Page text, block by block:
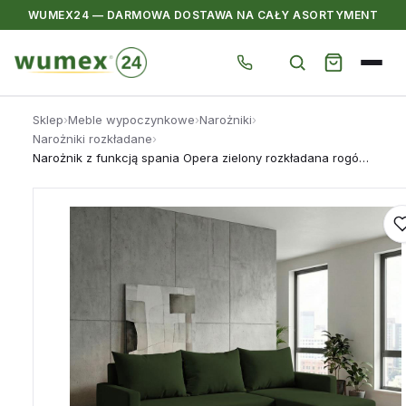
WUMEX24 — DARMOWA DOSTAWA NA CAŁY ASORTYMENT
Sklep›Meble wypoczynkowe›Narożniki›
Narożniki rozkładane›
Narożnik z funkcją spania Opera zielony rozkładana rogówka